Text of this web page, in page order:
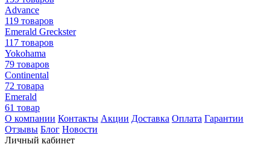
Advance
119 товаров
Emerald Greckster
117 товаров
Yokohama
79 товаров
Continental
72 товара
Emerald
61 товар
О компании Контакты Акции Доставка Оплата Гарантии
Отзывы Блог Новости
Личный кабинет